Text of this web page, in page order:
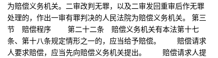
为赔偿义务机关。二审改判无罪，以及二审发回重审后作无罪
处理的，作出一审有罪判决的人民法院为赔偿义务机关。 第三
节 赔偿程序 第二十二条 赔偿义务机关有本法第十七
条、第十八条规定情形之一的，应当给予赔偿。 赔偿请求
人要求赔偿，应当先向赔偿义务机关提出。 赔偿请求人提